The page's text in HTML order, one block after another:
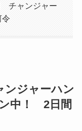
チャンジャー
ンジャーハン
中！ 2日間